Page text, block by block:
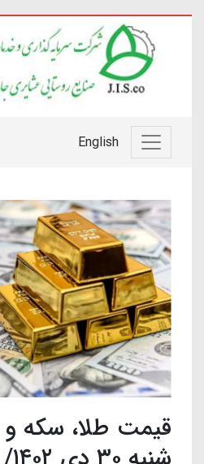
English
قیمت طلا، سکه و